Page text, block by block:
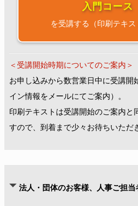
入門コース
を受講する（印刷テキス
＜受講開始時期についてのご案内＞
お申し込みから数営業日中に受講開
イン情報をメールにてご案内）。
印刷テキストは受講開始のご案内と
すので、到着まで少々お待ちいただ
法人・団体のお客様、人事ご担当